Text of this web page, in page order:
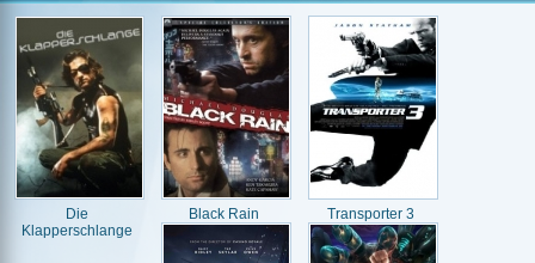
Die
Klapperschlange
Black Rain Transporter 3